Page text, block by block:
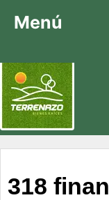
Menú
318